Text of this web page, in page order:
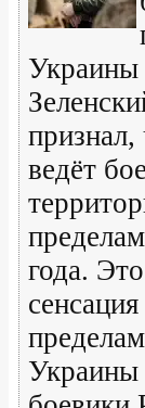
ведёт
года.
Украины